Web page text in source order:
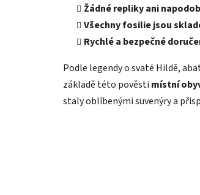
Žádné repliky ani
Všechny fosilie jsou
Rychlé a bezpečné
Podle legendy o svaté Hildě,
základě této pověsti místní
staly oblíbenými suvenýry a